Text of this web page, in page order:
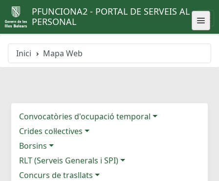
PFUNCIONA2 - PORTAL DE SERVEIS AL
PERSONAL
Inici Mapa Web
Convocatòries d'ocupació temporal
Crides col·lectives
Borsins
RLT (Serveis Generals i SPI)
Concurs de trasllats